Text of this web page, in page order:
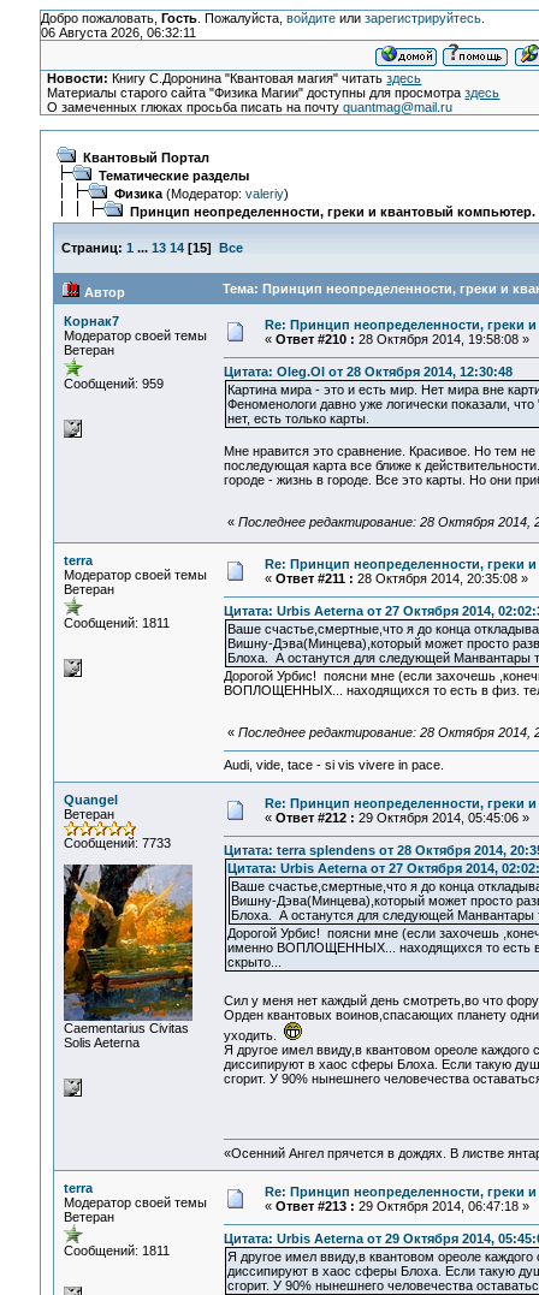
Добро пожаловать, Гость. Пожалуйста, войдитеили зарегистрируйтесь.
06 Августа 2026, 06:32:11
Новости: Книгу С.Доронина "Квантовая магия" читатьздесь
Материалы старого сайта "Физика Магии" доступны для просмотраздесь
О замеченных глюках просьба писать на почтуquantmag@mail.ru
Квантовый Портал
Тематические разделы
Физика(Модератор: valeriy)
Принцип неопределенности, греки и квантовый компьютер.
Страниц: 1 ... 13 14[15] Все
Автор Тема: Принцип неопределенности, греки и
Корнак7
Модератор своей темы
Ветеран
Сообщений: 959
Re: Принцип неопределенности, греки
« Ответ #210 : 28 Октября 2014, 19:58:08 »
Цитата: Oleg.Ol от 28 Октября 2014, 12:30:48
Картина мира - это и есть мир. Нет мира вне
Феноменологи давно уже логически показали,
нет, есть только карты.
Мне нравится это сравнение. Красивое. Но тем
последующая карта все ближе к
городе - жизнь в городе. Все это карты. Но они
« Последнее редактирование: 28 Октября 2014,
terra
Модератор своей темы
Ветеран
Сообщений: 1811
Re: Принцип неопределенности, греки
« Ответ #211 : 28 Октября 2014, 20:35:08 »
Цитата: Urbis Aeterna от 27 Октября 2014,
Ваше счастье,смертные,что я до конца
Вишну-Дэва(Минцева),который может просто
Блоха. А останутся для следующей Манвантары
Дорогой Урбис! поясни мне (если захочешь
ВОПЛОЩЕННЫХ... находящихся то есть в физ.
« Последнее редактирование: 28 Октября 2014,
Audi, vide, tace - si vis vivere in pace.
Quangel
Ветеран
Сообщений: 7733
Сaementarius Civitas
Solis Aeterna
Re: Принцип неопределенности, греки
« Ответ #212 : 29 Октября 2014, 05:45:06 »
Цитата: terra splendens от 28 Октября 2014,
Цитата: Urbis Aeterna от 27 Октября 2014,
Ваше счастье,смертные,что я до конца
Вишну-Дэва(Минцева),который может просто
Блоха. А останутся для следующей Манвантары
Дорогой Урбис! поясни мне (если захочешь
именно ВОПЛОЩЕННЫХ... находящихся то есть в
скрыто...
Сил у меня нет каждый день смотреть,во что
Орден квантовых воинов,спасающих планету
уходить.
Я другое имел ввиду,в квантовом ореоле каждого
диссипируют в хаос сферы Блоха. Если такую
сгорит. У 90% нынешнего человечества
«Осенний Ангел прячется в дождях. В листве
terra
Модератор своей темы
Ветеран
Сообщений: 1811
Re: Принцип неопределенности, греки
« Ответ #213 : 29 Октября 2014, 06:47:18 »
Цитата: Urbis Aeterna от 29 Октября 2014,
Я другое имел ввиду,в квантовом ореоле
диссипируют в хаос сферы Блоха. Если такую
сгорит. У 90% нынешнего человечества